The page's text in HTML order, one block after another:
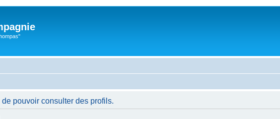
pouvoir consulter des profils.